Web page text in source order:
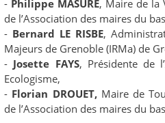
- Philippe MASURE, Maire de la
de l’Association des maires du
- Bernard LE RISBE,
Majeurs de Grenoble (IRMa) de
- Josette FAYS, Présidente de
Ecologisme,
- Florian DROUET, Maire de
de l’Association des maires du